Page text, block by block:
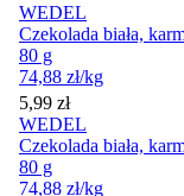
WEDEL
Czekolada biała,
80 g
74,88 zł/kg
Cena
5,99 zł
WEDEL
Czekolada biała,
80 g
74,88 zł/kg